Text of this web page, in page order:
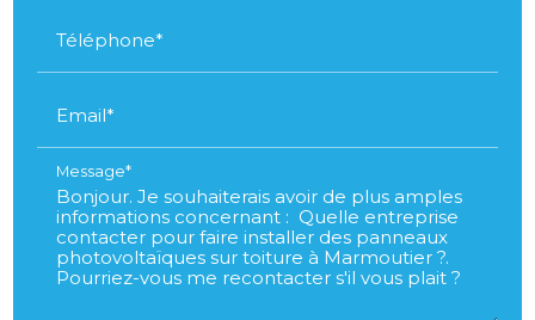
Téléphone*
Email*
Message*